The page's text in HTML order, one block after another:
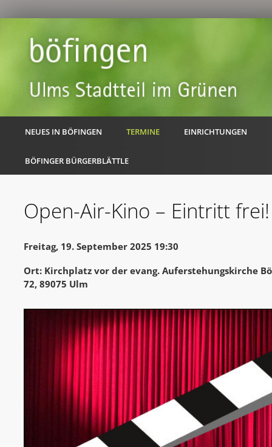
NEUES IN BÖFINGEN TERMINE EINRICHTUNGEN
BÖFINGER BÜRGERBLÄTTLE
Open-Air-Kino – Eintritt frei!
Freitag, 19. September 2025 19:30
Ort: Kirchplatz vor der evang. Auferstehungskirche
72, 89075 Ulm